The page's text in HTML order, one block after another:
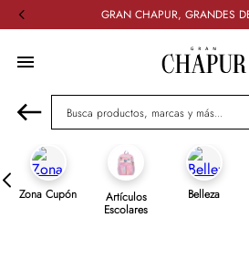
GRAN CHAPUR, GRANDES
Busca productos, marcas y
Zona Cupón Artículos
Escolares
Belleza